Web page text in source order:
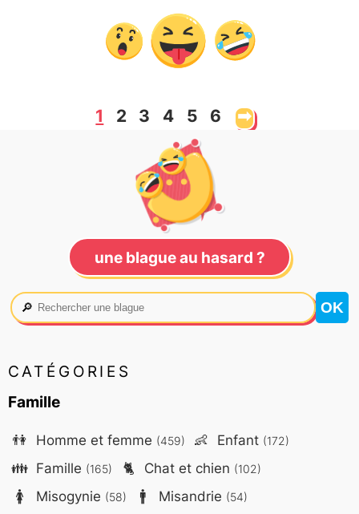
1 2 3 4 5 6 ➡
une blague au hasard ?
🔎
CATÉGORIES
Famille
👫 Homme et femme (459) 👶 Enfant (172)
👪 Famille (165) 🐈 Chat et chien (102)
🚺 Misogynie (58) 🚹 Misandrie (54)